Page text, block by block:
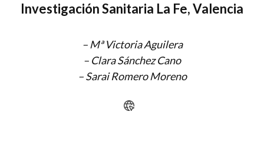
Investigación Sanitaria La Fe, Valencia
– Mª Victoria Aguilera
– Clara Sánchez Cano
– Sarai Romero Moreno